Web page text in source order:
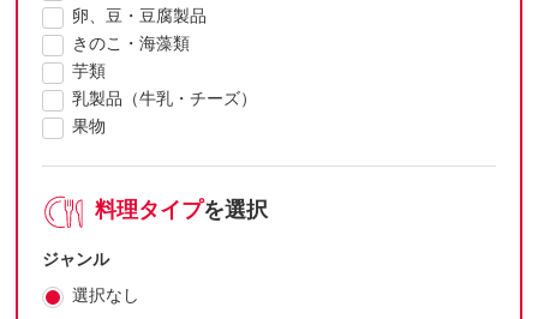
卵、豆・豆腐製品
きのこ・海藻類
芋類
乳製品（牛乳・チーズ）
果物
料理タイプを選択
ジャンル
選択なし